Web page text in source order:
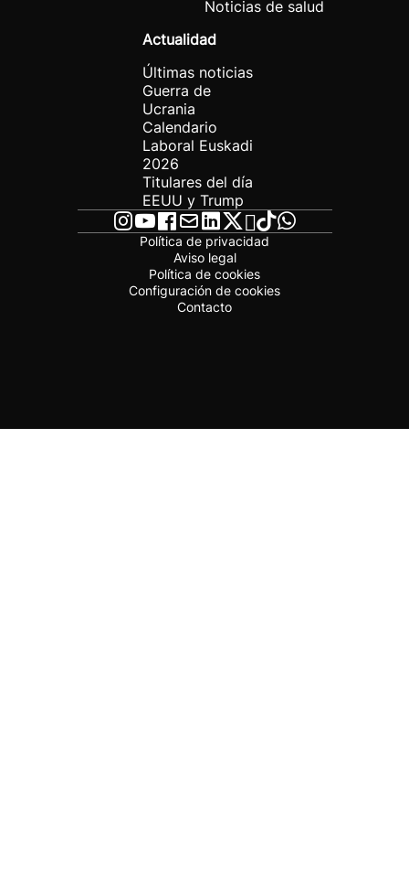
Noticias de salud
Actualidad
Últimas noticias
Guerra de
Ucrania
Calendario
Laboral Euskadi
2026
Titulares del día
EEUU y Trump
Política de privacidad
Aviso legal
Política de cookies
Configuración de cookies
Contacto